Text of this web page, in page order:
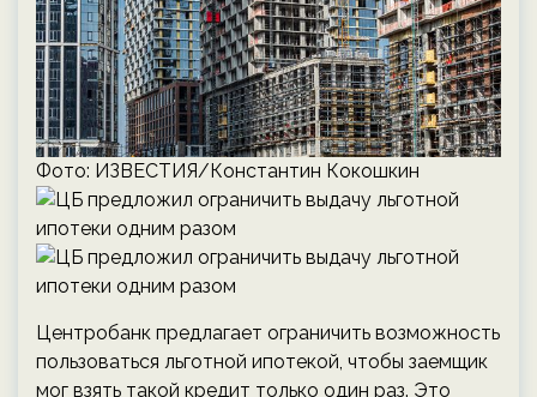
Фото: ИЗВЕСТИЯ/Константин Кокошкин
Центробанк предлагает ограничить возможность
пользоваться льготной ипотекой, чтобы заемщик
мог взять такой кредит только один раз. Это